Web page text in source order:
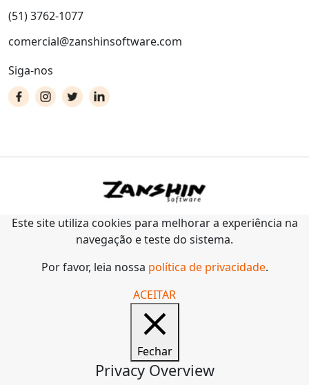
(51) 3762-1077
comercial@zanshinsoftware.com
Siga-nos
Este site utiliza cookies para melhorar a experiência na
navegação e teste do sistema.
Por favor, leia nossa política de privacidade.
ACEITAR
Fechar
Privacy Overview